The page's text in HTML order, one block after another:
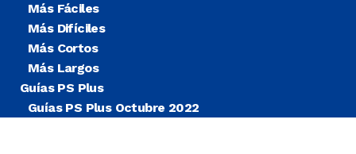
Más Fáciles
Más Difíciles
Más Cortos
Más Largos
Guías PS Plus
Guías PS Plus Octubre 2022